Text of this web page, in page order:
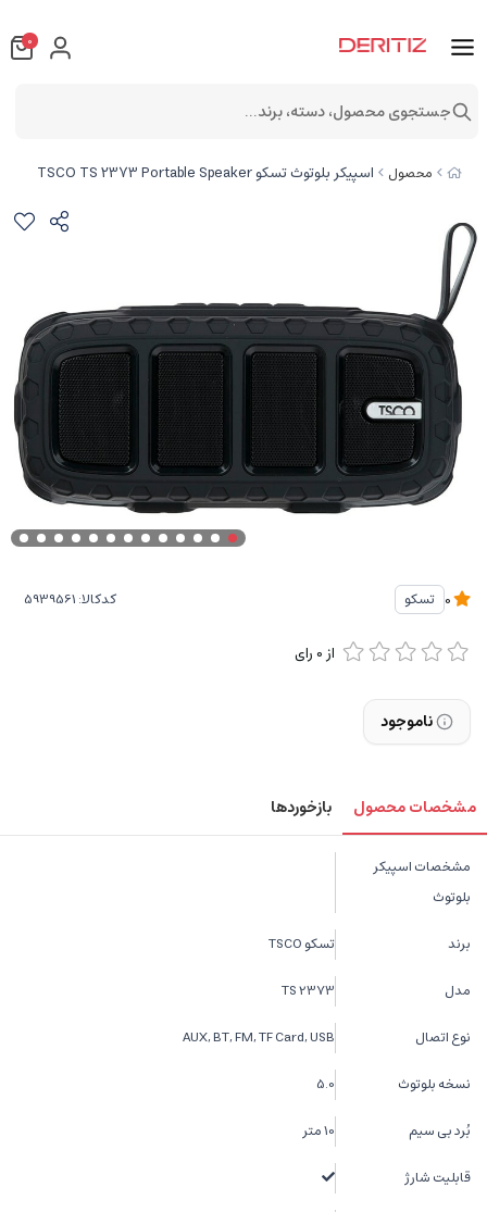
محصول اسپیکر بلوتوث تسکو TSCO TS 2373 Portable Speaker
تسکو کدکالا:
از0 رای
ناموجود
مشخصات محصول بازخوردها
مشخصات اسپیکر
بلوتوث
برند تسکو TSCO
مدل TS 2373
نوع اتصال AUX, BT, FM, TF Card, USB
نسخه بلوتوث 5.0
بُرد بی سیم 10 متر
قابلیت شارژ
0
جستجوی محصول، دسته، برند...